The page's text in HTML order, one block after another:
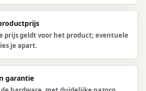
prijs geldt voor het product; eventuele
je apart.
garantie